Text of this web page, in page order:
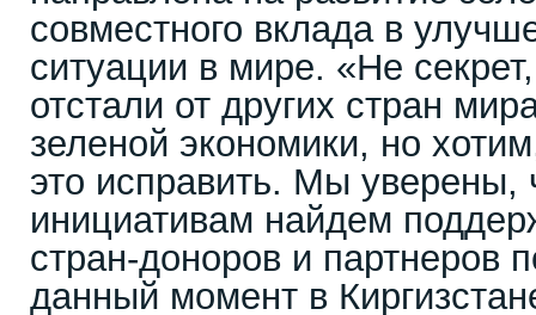
совместного вклада в
ситуации в мире. «Не
отстали от других стран
зеленой экономики, но
это исправить. Мы уверены,
инициативам найдем
стран-доноров и партнеров
данный момент в